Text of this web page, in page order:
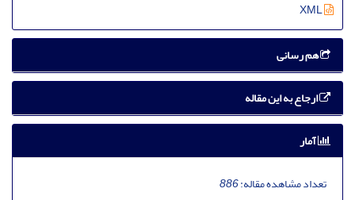
هم رسانی
ارجاع به این مقاله
آمار
تعداد مشاهده مقاله:886